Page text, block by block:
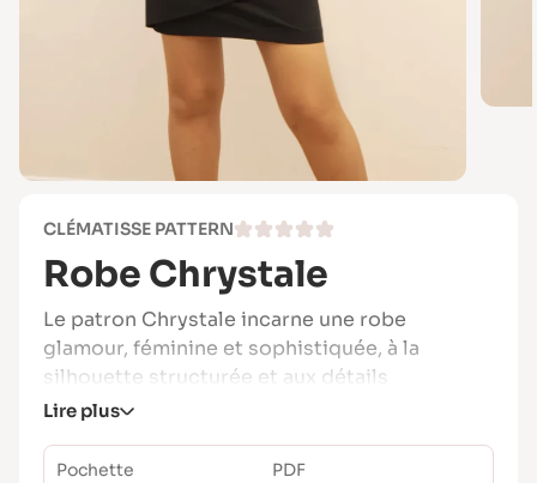
CLÉMATISSE PATTERN
Robe Chrystale
Le patron Chrystale incarne une robe
glamour, féminine et sophistiquée, à la
silhouette structurée et aux détails
singuliers.
Pensée pour les grandes occasions comme
pour les tenues du quotidien assumées,
Lire plus
Pochette PDF